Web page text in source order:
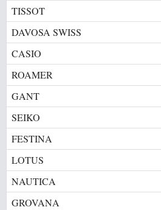
TISSOT
DAVOSA SWISS
CASIO
ROAMER
GANT
SEIKO
FESTINA
LOTUS
NAUTICA
GROVANA